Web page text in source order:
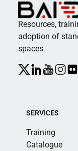
Resources,
adoption of
spaces
SERVICES
Training
Catalogue